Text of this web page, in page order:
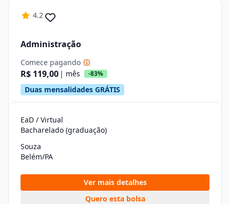
4.2
Administração
Comece pagando
R$ 119,00 | mês -83%
Duas mensalidades GRÁTIS
EaD / Virtual
Bacharelado (graduação)
Souza
Belém/PA
Ver mais detalhes
Quero esta bolsa